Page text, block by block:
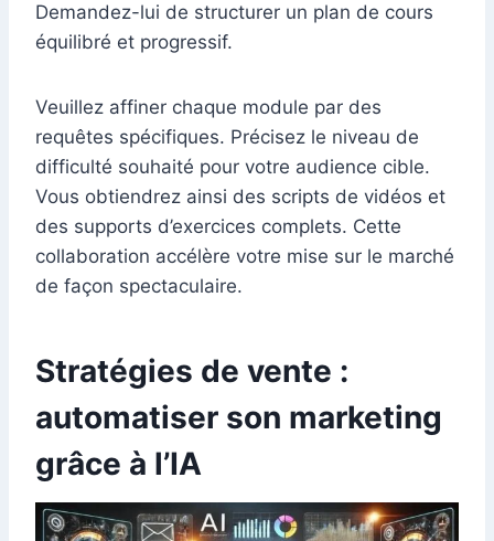
Demandez-lui de structurer un plan de cours
équilibré et progressif.
Veuillez affiner chaque module par des
requêtes spécifiques. Précisez le niveau de
difficulté souhaité pour votre audience cible.
Vous obtiendrez ainsi des scripts de vidéos et
des supports d’exercices complets. Cette
collaboration accélère votre mise sur le marché
de façon spectaculaire.
Stratégies de vente :
automatiser son marketing
grâce à l’IA